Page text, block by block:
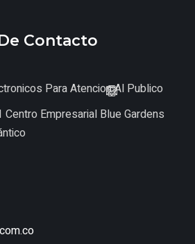
Contacto
Para Atencion Al Publico
Centro Empresarial Blue Gardens